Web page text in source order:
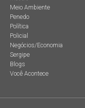
Meio Ambiente
Penedo
Política
Policial
Negócios/Economia
Sergipe
Blogs
Você Acontece